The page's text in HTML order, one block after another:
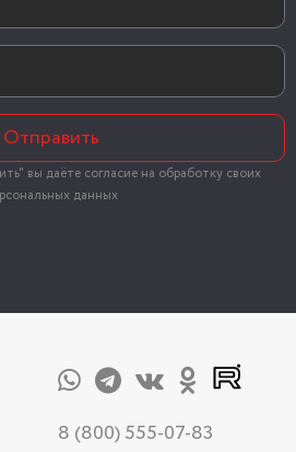
Отправить
вы даёте согласие на обработку своих
данных
8 (800) 555-07-83